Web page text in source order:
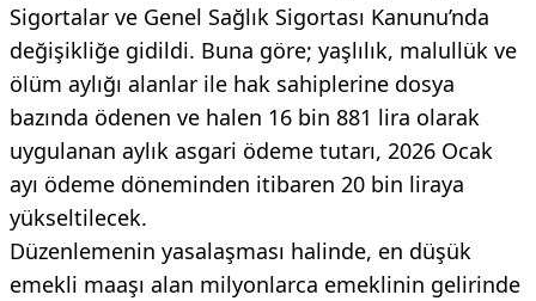
Sigortalar ve Genel Sağlık Sigortası Kanunu’nda
değişikliğe gidildi. Buna göre; yaşlılık, malullük ve
ölüm aylığı alanlar ile hak sahiplerine dosya
bazında ödenen ve halen 16 bin 881 lira olarak
uygulanan aylık asgari ödeme tutarı, 2026 Ocak
ayı ödeme döneminden itibaren 20 bin liraya
yükseltilecek.
Düzenlemenin yasalaşması halinde, en düşük
emekli maaşı alan milyonlarca emeklinin gelirinde